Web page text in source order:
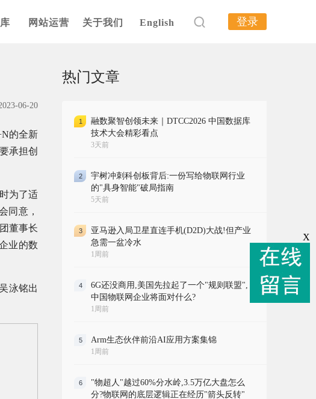
网站运营 关于我们 English 登录
06-20
的全新
承担创
为了适
同意，
董事长
业的数
泳铭出
热门文章
1
融数聚智创领未来｜DTCC2026 中国数据库
技术大会精彩看点
3天前
2
宇树冲刺科创板背后:一份写给物联网行业
的"具身智能"破局指南
5天前
3
亚马逊入局卫星直连手机(D2D)大战!但产业
急需一盆冷水
1周前
4
6G还没商用,美国先拉起了一个"规则联盟",
中国物联网企业将面对什么?
1周前
5 Arm生态伙伴前沿AI应用方案集锦
1周前
6
"物超人"越过60%分水岭,3.5万亿大盘怎么
分?物联网的底层逻辑正在经历"箭头反转"
X